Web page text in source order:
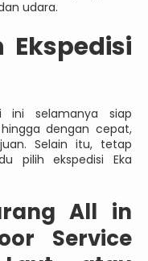
udara.
ini selamanya siap
dengan cepat,
Selain itu, tetap
pilih ekspedisi Eka
All in
Service